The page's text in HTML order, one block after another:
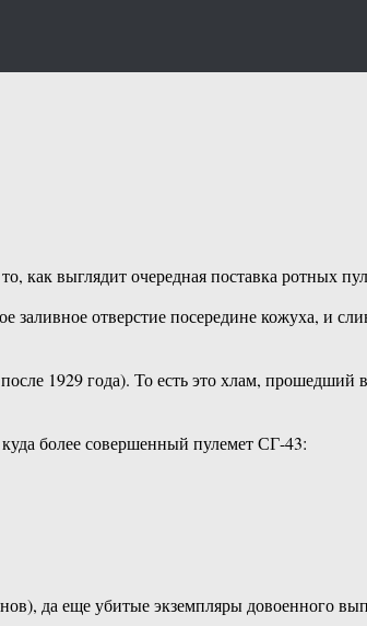
как выглядит очередная поставка ротных
отверстие посередине кожуха, и
1929 года). То есть это хлам, прошедший
более совершенный пулемет СГ-43:
да еще убитые экземпляры довоенного